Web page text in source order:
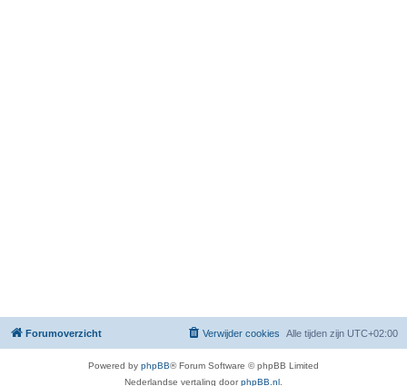
Forumoverzicht Alle tijden zijn UTC+02:00
Verwijder cookies
Powered by phpBB® Forum Software © phpBB Limited
Nederlandse vertaling doorphpBB.nl